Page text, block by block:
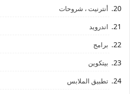
أنترنيت ، شروحات
اندرويد
برامج
بيتكوين
تطبيق الملابس